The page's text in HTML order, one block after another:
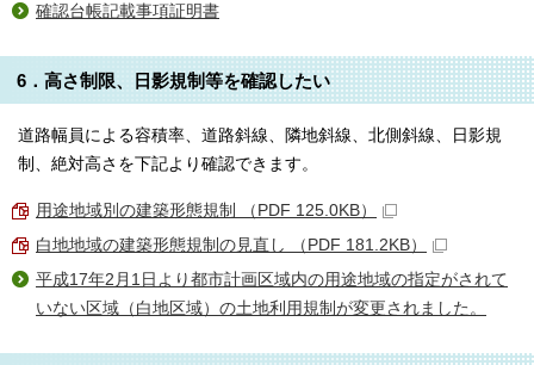
確認台帳記載事項証明書
6．高さ制限、日影規制等を確認したい
道路幅員による容積率、道路斜線、隣地斜線、北側斜線、日影規
制、絶対高さを下記より確認できます。
用途地域別の建築形態規制 （PDF 125.0KB）
白地地域の建築形態規制の見直し （PDF 181.2KB）
平成17年2月1日より都市計画区域内の用途地域の指定がされて
いない区域（白地区域）の土地利用規制が変更されました。